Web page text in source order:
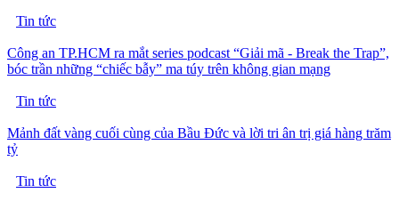
Tin tức
Công an TP.HCM ra mắt series podcast “Giải mã - Break the Trap”,
bóc trần những “chiếc bẫy” ma túy trên không gian mạng
Tin tức
Mảnh đất vàng cuối cùng của Bầu Đức và lời tri ân trị giá hàng trăm
tỷ
Tin tức